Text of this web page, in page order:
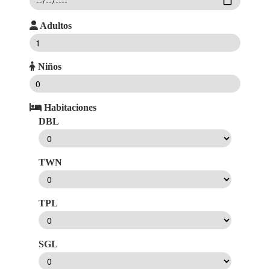
Adultos
Niños
Habitaciones
DBL
TWN
TPL
SGL